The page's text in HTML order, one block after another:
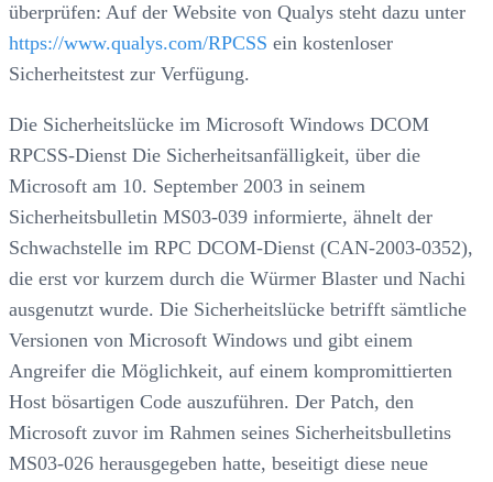
überprüfen: Auf der Website von Qualys steht dazu unter
https://www.qualys.com/RPCSS ein kostenloser
Sicherheitstest zur Verfügung.
Die Sicherheitslücke im Microsoft Windows DCOM
RPCSS-Dienst Die Sicherheitsanfälligkeit, über die
Microsoft am 10. September 2003 in seinem
Sicherheitsbulletin MS03-039 informierte, ähnelt der
Schwachstelle im RPC DCOM-Dienst (CAN-2003-0352),
die erst vor kurzem durch die Würmer Blaster und Nachi
ausgenutzt wurde. Die Sicherheitslücke betrifft sämtliche
Versionen von Microsoft Windows und gibt einem
Angreifer die Möglichkeit, auf einem kompromittierten
Host bösartigen Code auszuführen. Der Patch, den
Microsoft zuvor im Rahmen seines Sicherheitsbulletins
MS03-026 herausgegeben hatte, beseitigt diese neue